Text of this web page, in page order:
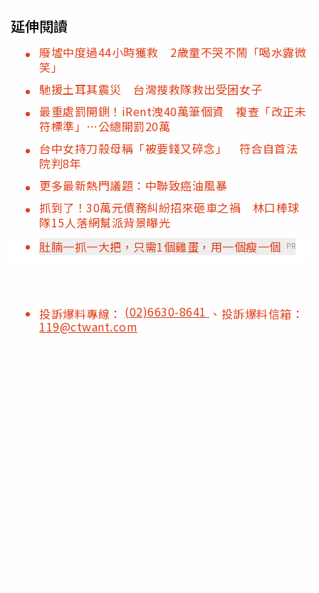
延伸閱讀
廢墟中度過44小時獲救 2歲童不哭不鬧「喝水露微
笑」
馳援土耳其震災 台灣搜救隊救出受困女子
最重處罰開鍘！iRent洩40萬筆個資 複查「改正未
符標準」…公總開罰20萬
台中女持刀殺母稱「被要錢又碎念」 符合自首法
院判8年
更多最新熱門議題：中聯致癌油風暴
抓到了！30萬元債務糾紛招來砸車之禍 林口棒球
隊15人落網幫派背景曝光
肚腩一抓一大把，只需1個雞蛋，用一個瘦一個 PR
投訴爆料專線： (02)6630-8641 、投訴爆料信箱：
119@ctwant.com